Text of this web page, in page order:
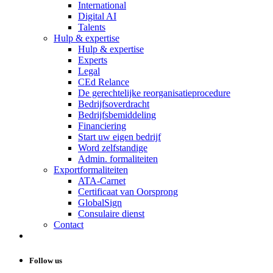
International
Digital AI
Talents
Hulp & expertise
Hulp & expertise
Experts
Legal
CEd Relance
De gerechtelijke reorganisatieprocedure
Bedrijfsoverdracht
Bedrijfsbemiddeling
Financiering
Start uw eigen bedrijf
Word zelfstandige
Admin. formaliteiten
Exportformaliteiten
ATA-Carnet
Certificaat van Oorsprong
GlobalSign
Consulaire dienst
Contact
Follow us